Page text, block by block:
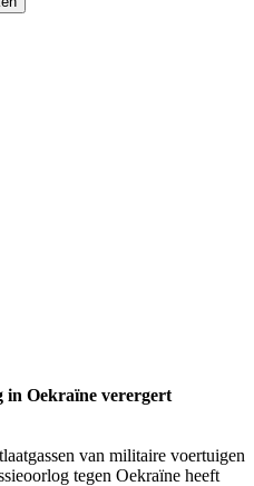
in Oekraïne verergert
van militaire voertuigen
tegen Oekraïne heeft